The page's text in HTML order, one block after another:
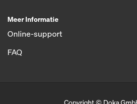
Meer Informatie
Online-support
FAQ